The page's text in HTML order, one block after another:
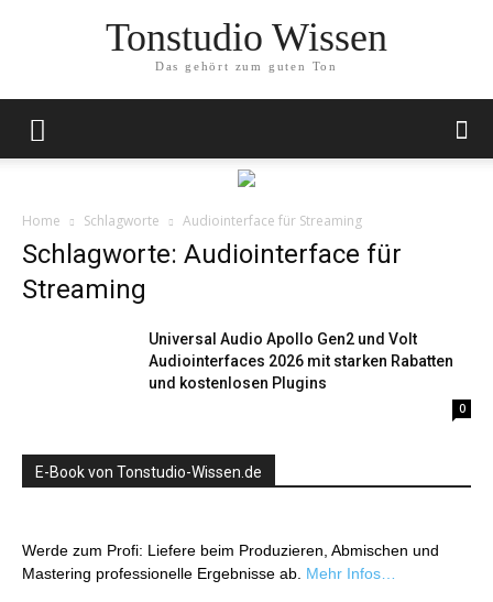
Tonstudio Wissen
Das gehört zum guten Ton
Home Schlagworte Audiointerface für Streaming
Schlagworte: Audiointerface für
Streaming
Universal Audio Apollo Gen2 und Volt
Audiointerfaces 2026 mit starken Rabatten
und kostenlosen Plugins
0
E-Book von Tonstudio-Wissen.de
Werde zum Profi: Liefere beim Produzieren, Abmischen und
Mastering professionelle Ergebnisse ab. Mehr Infos…